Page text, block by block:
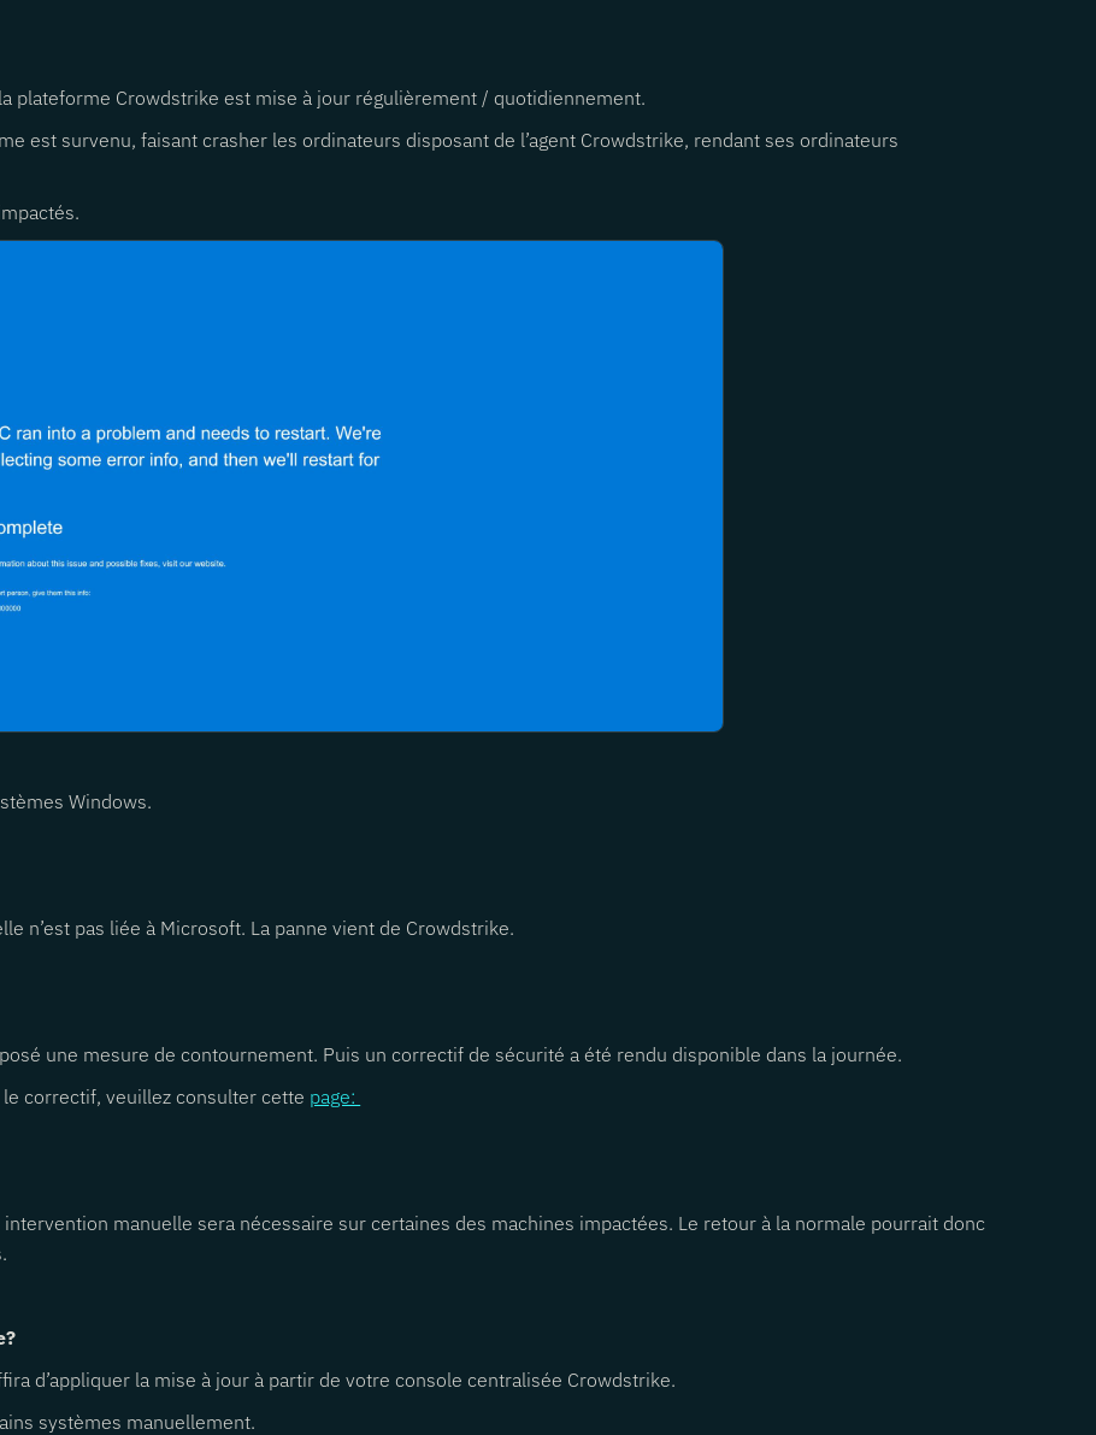
plateforme Crowdstrike est mise à jour régulièrement / quotidiennement.
est survenu, faisant crasher les ordinateurs disposant de l’agent Crowdstrike, rendant ses ordinateurs
Windows.
n’est pas liée à Microsoft. La panne vient de Crowdstrike.
une mesure de contournement. Puis un correctif de sécurité a été rendu disponible dans la journée.
correctif, veuillez consulter cette page:
manuelle sera nécessaire sur certaines des machines impactées. Le retour à la normale pourrait donc
d’appliquer la mise à jour à partir de votre console centralisée Crowdstrike.
systèmes manuellement.